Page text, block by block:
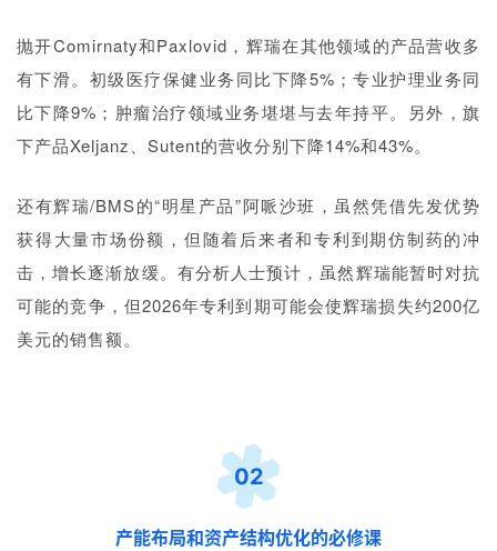
抛开Comirnaty和Paxlovid，辉瑞在其他领域的产品营收多
有下滑。初级医疗保健业务同比下降5%；专业护理业务同
比下降9%；肿瘤治疗领域业务堪堪与去年持平。另外，旗
下产品Xeljanz、Sutent的营收分别下降14%和43%。
还有辉瑞/BMS的“明星产品”阿哌沙班，虽然凭借先发优势
获得大量市场份额，但随着后来者和专利到期仿制药的冲
击，增长逐渐放缓。有分析人士预计，虽然辉瑞能暂时对抗
可能的竞争，但2026年专利到期可能会使辉瑞损失约200亿
美元的销售额。
02
产能布局和资产结构优化的必修课